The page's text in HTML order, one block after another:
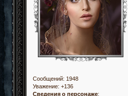
Сообщений: 1948
Уважение: +136
Сведения о персонаже: